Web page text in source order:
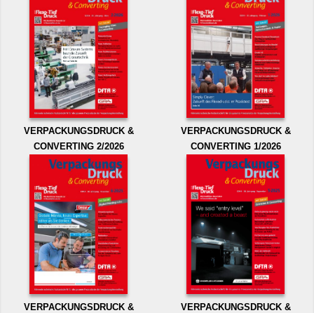
VERPACKUNGSDRUCK &
CONVERTING 2/2026
VERPACKUNGSDRUCK &
CONVERTING 1/2026
VERPACKUNGSDRUCK &
VERPACKUNGSDRUCK &